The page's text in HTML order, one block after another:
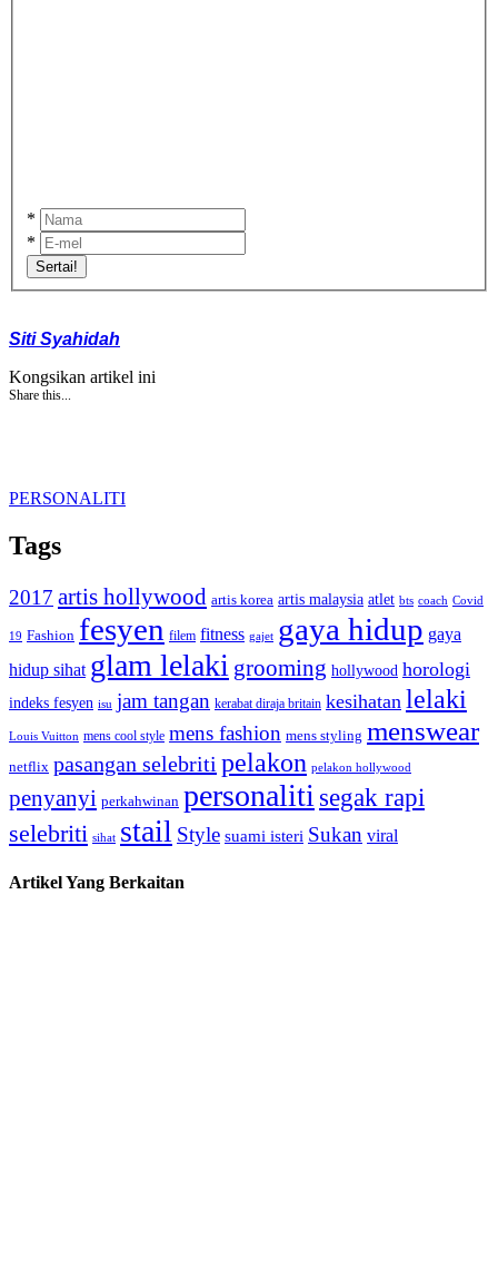
*
*
Sertai!
Siti Syahidah
Kongsikan artikel ini
Share this...
PERSONALITI
Tags
2017 artis hollywood artis korea artis malaysia atlet bts coach Covid
19 Fashion fesyen filem fitness gajet gaya hidup gaya
hidup sihat glam lelaki grooming hollywood horologi
indeks fesyen isu jam tangan kerabat diraja britain kesihatan lelaki
Louis Vuitton mens cool style mens fashion mens styling menswear
netflix pasangan selebriti pelakon pelakon hollywood
penyanyi perkahwinan personaliti segak rapi
selebriti sihat stail Style suami isteri Sukan viral
Artikel Yang Berkaitan